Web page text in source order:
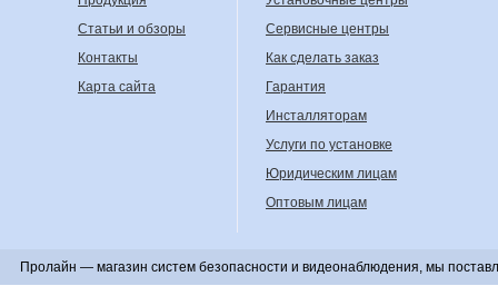
Статьи и обзоры
Контакты
Карта сайта
Сервисные центры
Как сделать заказ
Гарантия
Инсталляторам
Услуги по установке
Юридическим лицам
Оптовым лицам
Пролайн — магазин систем безопасности и видеонаблюдения, мы